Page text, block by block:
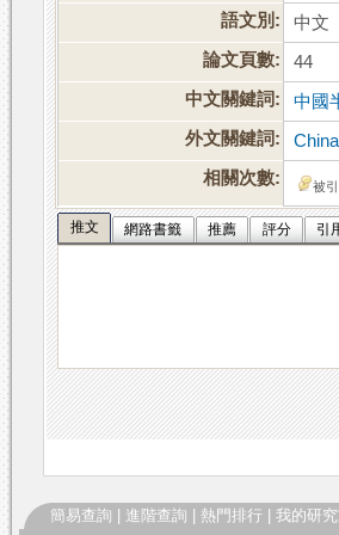
語文別:
中文
論文頁數:
44
中文關鍵詞:
中國
外文關鍵詞:
相關次數:
被
推文 網路書籤 推薦 評分 引
簡易查詢 進階查詢 熱門排行 我的研